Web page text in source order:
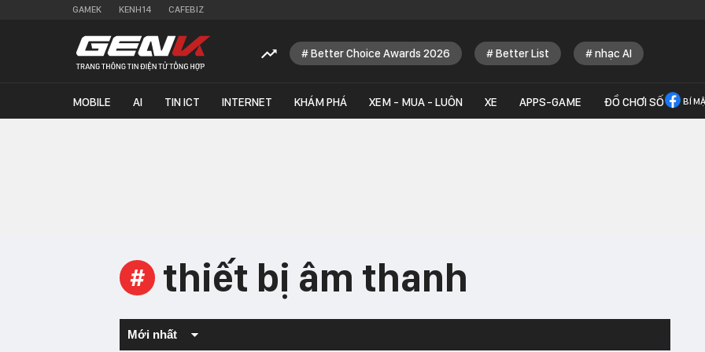
GAMEK KENH14 CAFEBIZ
Better Choice Awards 2026 Better List nhạc AI
MOBILE AI TIN ICT INTERNET KHÁM PHÁ XEM - MUA - LUÔN XE APPS-GAME ĐỒ CHƠI SỐ BÍ
# thiết bị âm thanh
Mới nhất